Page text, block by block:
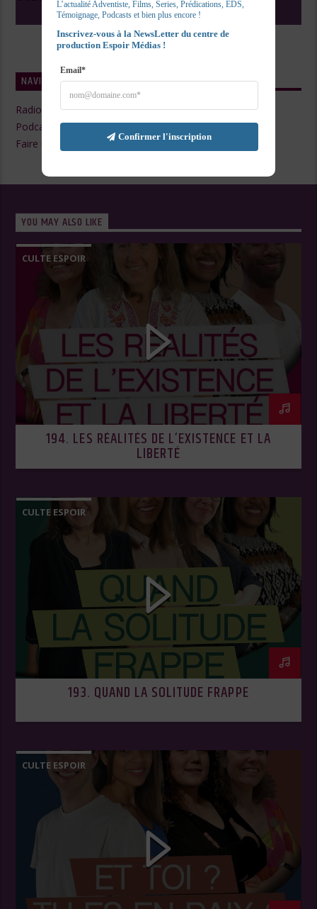
NAVIGATE
Radio Live
Podcasts
Faire un Don
YOU MAY ALSO LIKE
CULTE ESPOIR
194. LES RÉALITÉS DE L’EXISTENCE ET LA
LIBERTÉ
CULTE ESPOIR
193. QUAND LA SOLITUDE FRAPPE
CULTE ESPOIR
L’actualité Adventiste, Films, Series, Prédications, EDS,
Témoignage, Podcasts et bien plus encore !
Inscrivez-vous à la NewsLetter du centre de
production Espoir Médias !
Email*
Confirmer l'inscription